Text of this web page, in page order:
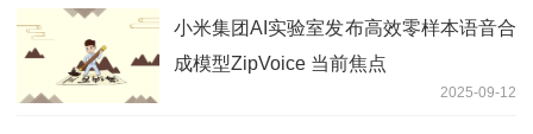
小米集团AI实验室发布高效零样本语音合
成模型ZipVoice 当前焦点
2025-09-12